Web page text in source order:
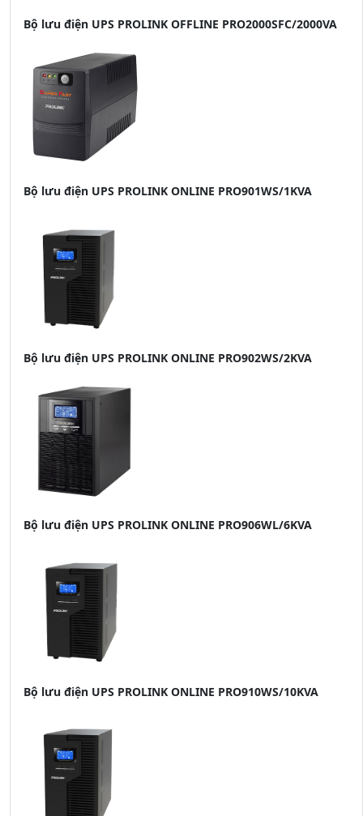
Bộ lưu điện UPS PROLINK OFFLINE PRO2000SFC/2000VA
Bộ lưu điện UPS PROLINK ONLINE PRO901WS/1KVA
Bộ lưu điện UPS PROLINK ONLINE PRO902WS/2KVA
Bộ lưu điện UPS PROLINK ONLINE PRO906WL/6KVA
Bộ lưu điện UPS PROLINK ONLINE PRO910WS/10KVA